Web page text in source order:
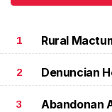
1 Rural
2 Denuncian
3 Abandonan